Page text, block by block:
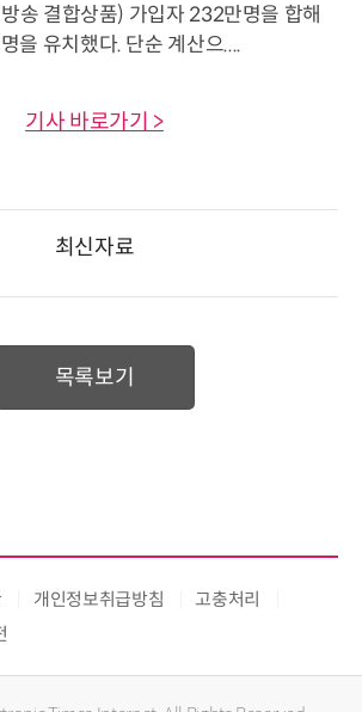
송 결합상품) 가입자 232만명을 합해
을 유치했다. 단순 계산으....
기사 바로가기 >
최신자료
목록보기
개인정보취급방침
고충처리